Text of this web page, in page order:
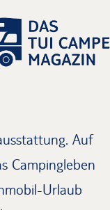
Auf
Campingleben
Urlaub